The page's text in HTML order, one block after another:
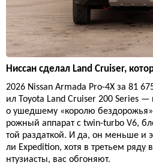
Ниссан сделал Land Cruiser,
2026 Nissan Armada Pro-4X за 81
ил Toyota Land Cruiser 200 Series
о ушедшему «королю
рожный аппарат с twin-turbo V6,
той раздаткой. И да, он меньше и
ли Expedition, хотя в третьем ряду
нтузиасты, вас обгоняют.